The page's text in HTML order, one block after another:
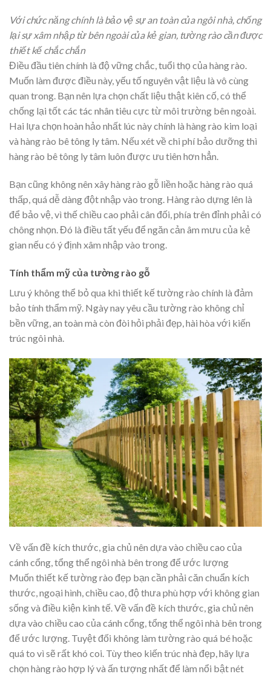
Với chức năng chính là bảo vệ sự an toàn của ngôi nhà, chống
lại sự xâm nhập từ bên ngoài của kẻ gian, tường rào cần được
thiết kế chắc chắn
Điều đầu tiên chính là độ vững chắc, tuổi thọ của hàng rào.
Muốn làm được điều này, yếu tố nguyên vật liệu là vô cùng
quan trong. Bạn nên lựa chọn chất liệu thật kiên cố, có thể
chống lại tốt các tác nhân tiêu cực từ môi trường bên ngoài.
Hai lựa chọn hoàn hảo nhất lúc này chính là hàng rào kim loại
và hàng rào bê tông ly tâm. Nếu xét về chi phí bảo dưỡng thì
hàng rào bê tông ly tâm luôn được ưu tiên hơn hẳn.
Bạn cũng không nên xây hàng rào gỗ liền hoặc hàng rào quá
thấp, quá dễ dàng đột nhập vào trong. Hàng rào dựng lên là
để bảo vệ, vì thế chiều cao phải cân đối, phía trên đỉnh phải có
chông nhọn. Đó là điều tất yếu để ngăn cản âm mưu của kẻ
gian nếu có ý định xâm nhập vào trong.
Tính thẩm mỹ của tường rào gỗ
Lưu ý không thể bỏ qua khi thiết kế tường rào chính là đảm
bảo tính thẩm mỹ. Ngày nay yêu cầu tường rào không chỉ
bền vững, an toàn mà còn đòi hỏi phải đẹp, hài hòa với kiến
trúc ngôi nhà.
Về vấn đề kích thước, gia chủ nên dựa vào chiều cao của
cánh cổng, tổng thể ngôi nhà bên trong để ước lượng
Muốn thiết kế tường rào đẹp bạn cần phải căn chuẩn kích
thước, ngoại hình, chiều cao, độ thưa phù hợp với không gian
sống và điều kiện kinh tế. Về vấn đề kích thước, gia chủ nên
dựa vào chiều cao của cánh cổng, tổng thể ngôi nhà bên trong
để ước lượng. Tuyệt đối không làm tường rào quá bé hoặc
quá to vì sẽ rất khó coi. Tùy theo kiến trúc nhà đẹp, hãy lựa
chọn hàng rào hợp lý và ấn tượng nhất để làm nổi bật nét